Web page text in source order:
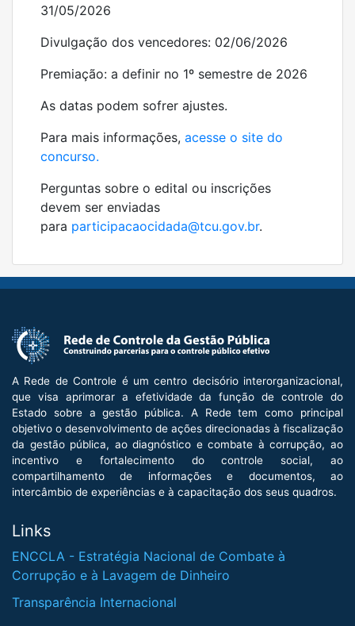
31/05/2026
Divulgação dos vencedores: 02/06/2026
Premiação: a definir no 1º semestre de 2026
As datas podem sofrer ajustes.
Para mais informações, acesse o site do
concurso.
Perguntas sobre o edital ou inscrições
devem ser enviadas
para participacaocidada@tcu.gov.br.
A Rede de Controle é um centro decisório interorganizacional,
que visa aprimorar a efetividade da função de controle do
Estado sobre a gestão pública. A Rede tem como principal
objetivo o desenvolvimento de ações direcionadas à fiscalização
da gestão pública, ao diagnóstico e combate à corrupção, ao
incentivo e fortalecimento do controle social, ao
compartilhamento de informações e documentos, ao
intercâmbio de experiências e à capacitação dos seus quadros.
Links
ENCCLA - Estratégia Nacional de Combate à
Corrupção e à Lavagem de Dinheiro
Transparência Internacional